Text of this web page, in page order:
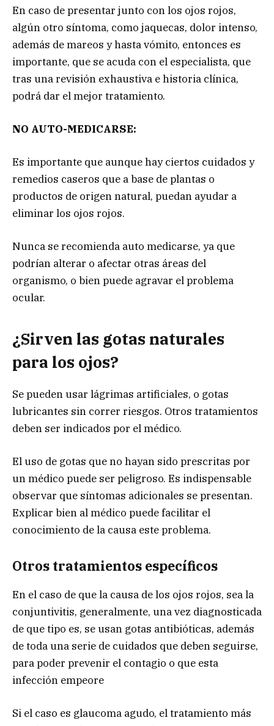
En caso de presentar junto con los ojos rojos,
algún otro síntoma, como jaquecas, dolor intenso,
además de mareos y hasta vómito, entonces es
importante, que se acuda con el especialista, que
tras una revisión exhaustiva e historia clínica,
podrá dar el mejor tratamiento.
NO AUTO-MEDICARSE:
Es importante que aunque hay ciertos cuidados y
remedios caseros que a base de plantas o
productos de origen natural, puedan ayudar a
eliminar los ojos rojos.
Nunca se recomienda auto medicarse, ya que
podrían alterar o afectar otras áreas del
organismo, o bien puede agravar el problema
ocular.
¿Sirven las gotas naturales
para los ojos?
Se pueden usar lágrimas artificiales, o gotas
lubricantes sin correr riesgos. Otros tratamientos
deben ser indicados por el médico.
El uso de gotas que no hayan sido prescritas por
un médico puede ser peligroso. Es indispensable
observar que síntomas adicionales se presentan.
Explicar bien al médico puede facilitar el
conocimiento de la causa este problema.
Otros tratamientos específicos
En el caso de que la causa de los ojos rojos, sea la
conjuntivitis, generalmente, una vez diagnosticada
de que tipo es, se usan gotas antibióticas, además
de toda una serie de cuidados que deben seguirse,
para poder prevenir el contagio o que esta
infección empeore
Si el caso es glaucoma agudo, el tratamiento más